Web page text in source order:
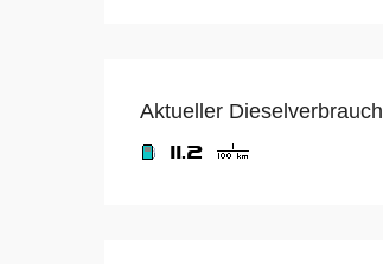
Aktueller Dieselverbrauch